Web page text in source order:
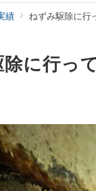
績 ねずみ駆除に行
に行っ